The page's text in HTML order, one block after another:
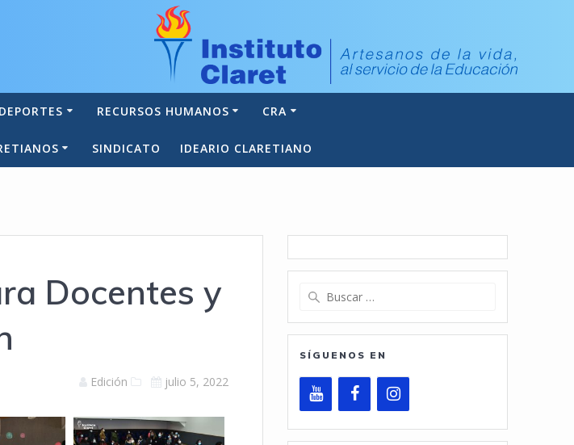
DEPORTES RECURSOS HUMANOS CRA
SINDICATO IDEARIO CLARETIANO
Docentes y
Edición julio 5, 2022
Buscar:
SÍGUENOS EN